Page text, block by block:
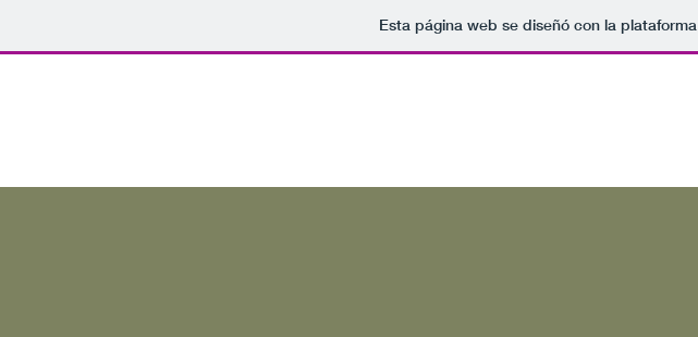
Esta página web se diseñó con la plataforma